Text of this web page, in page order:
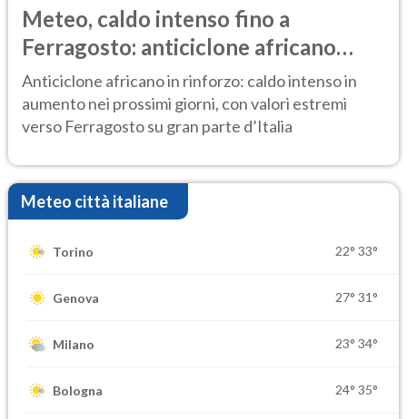
Meteo, caldo intenso fino a
Ferragosto: anticiclone africano
ancora protagonista
Anticiclone africano in rinforzo: caldo intenso in
aumento nei prossimi giorni, con valori estremi
verso Ferragosto su gran parte d’Italia
Meteo città italiane
Torino 22° 33°
Genova 27° 31°
Milano 23° 34°
Bologna 24° 35°